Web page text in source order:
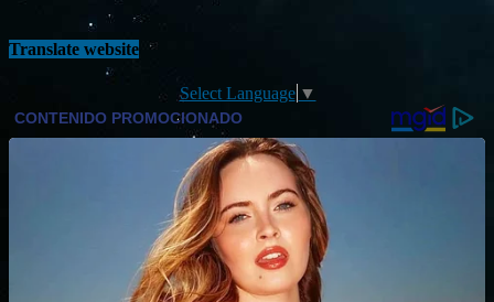
Translate website
Select Language ▼